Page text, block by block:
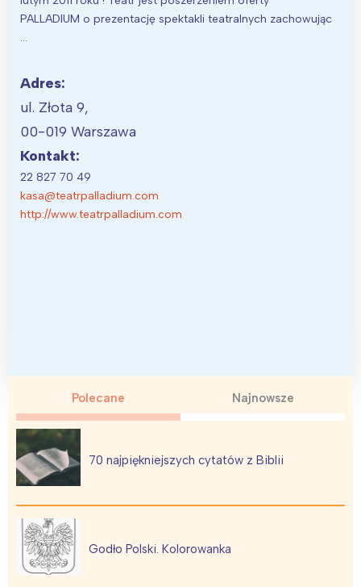
PALLADIUM o prezentację spektakli teatralnych zachowując
…
Adres:
ul. Złota 9,
00-019 Warszawa
Kontakt:
22 827 70 49
kasa@teatrpalladium.com
http://www.teatrpalladium.com
Polecane Najnowsze
70 najpiękniejszych cytatów z Biblii
Godło Polski. Kolorowanka